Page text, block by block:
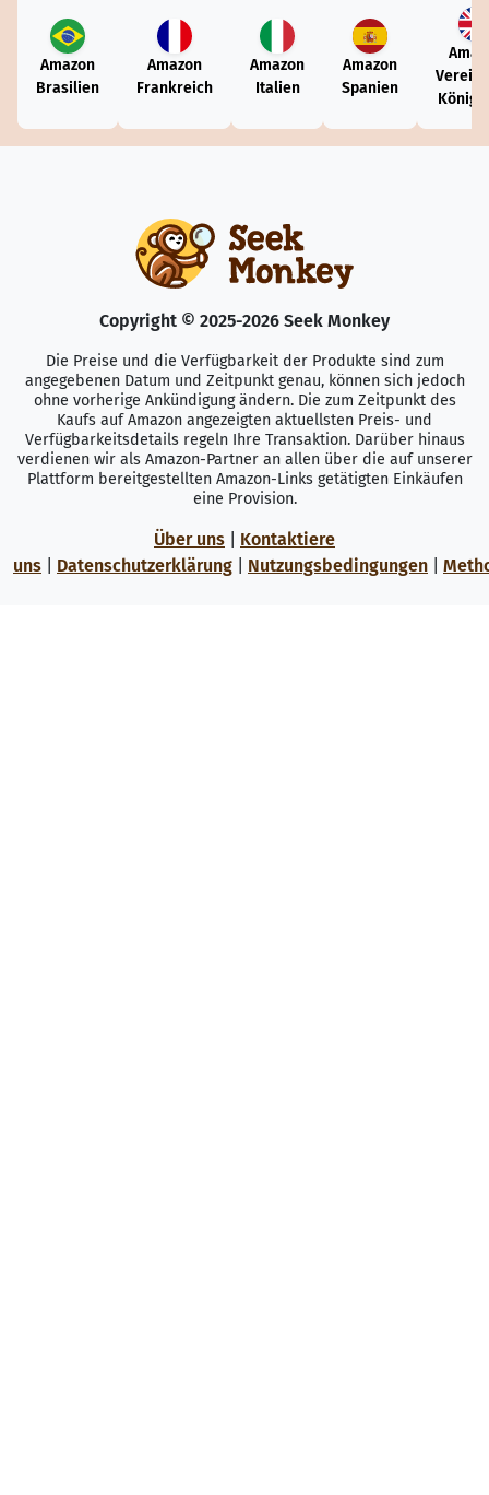
Amazon
Brasilien
Amazon
Frankreich
Amazon
Italien
Amazon
Spanien
Copyright © 2025-2026 Seek Monkey
Die Preise und die Verfügbarkeit der Produkte sind zum
angegebenen Datum und Zeitpunkt genau, können sich jedoch
ohne vorherige Ankündigung ändern. Die zum Zeitpunkt des
Kaufs auf Amazon angezeigten aktuellsten Preis- und
Verfügbarkeitsdetails regeln Ihre Transaktion. Darüber hinaus
verdienen wir als Amazon-Partner an allen über die auf unserer
Plattform bereitgestellten Amazon-Links getätigten Einkäufen
eine Provision.
Über uns
Kontaktiere
uns
Datenschutzerklärung Nutzungsbedingungen